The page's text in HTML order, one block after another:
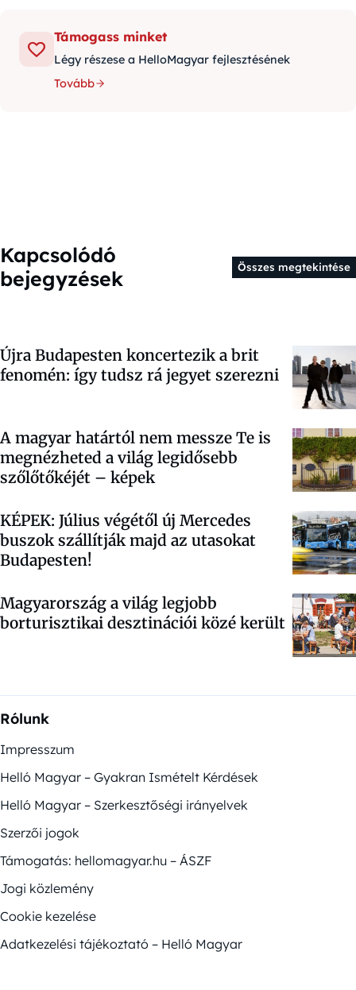
Támogass minket
Légy részese a HelloMagyar fejlesztésének
Tovább
Kapcsolódó
bejegyzések
Összes megtekintése
Újra Budapesten koncertezik a brit
fenomén: így tudsz rá jegyet szerezni
A magyar határtól nem messze Te is
megnézheted a világ legidősebb
szőlőtőkéjét – képek
KÉPEK: Július végétől új Mercedes
buszok szállítják majd az utasokat
Budapesten!
Magyarország a világ legjobb
borturisztikai desztinációi közé került
Rólunk
Impresszum
Helló Magyar – Gyakran Ismételt Kérdések
Helló Magyar – Szerkesztőségi irányelvek
Szerzői jogok
Támogatás: hellomagyar.hu – ÁSZF
Jogi közlemény
Cookie kezelése
Adatkezelési tájékoztató – Helló Magyar